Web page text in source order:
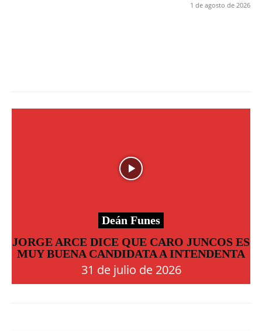
1 de agosto de 2026
Deán Funes
JORGE ARCE DICE QUE CARO JUNCOS ES
MUY BUENA CANDIDATA A INTENDENTA
31 de julio de 2026